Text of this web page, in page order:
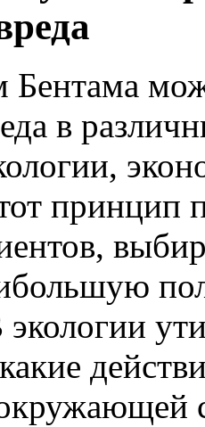
Бентама
в
принцип
экологии